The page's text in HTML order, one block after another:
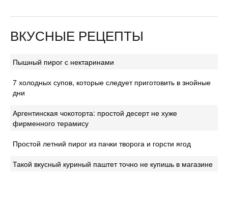
ВКУСНЫЕ РЕЦЕПТЫ
Пышный пирог с нектаринами
7 холодных супов, которые следует приготовить в знойные
дни
Аргентинская чокоторта: простой десерт не хуже
фирменного терамису
Простой летний пирог из пачки творога и горсти ягод
Такой вкусный куриный паштет точно не купишь в магазине